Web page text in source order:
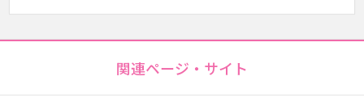
関連ページ・サイト